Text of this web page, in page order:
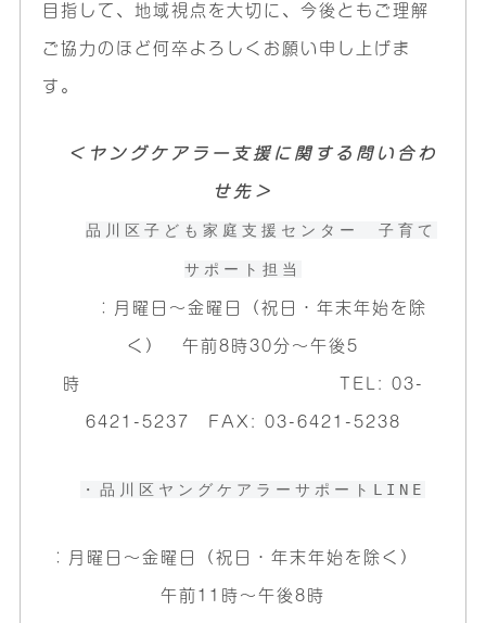
目指して、地域視点を大切に、今後ともご理解
ご協力のほど何卒よろしくお願い申し上げま
す。
＜ヤングケアラー支援に関する問い合わ
せ先＞
品川区子ども家庭支援センター 子育て
サポート担当
：月曜日～金曜日（祝日・年末年始を除
く） 午前8時30分～午後5
時 TEL: 03-
6421-5237 FAX: 03-6421-5238
・品川区ヤングケアラーサポートLINE
：月曜日～金曜日（祝日・年末年始を除く）
午前11時～午後8時